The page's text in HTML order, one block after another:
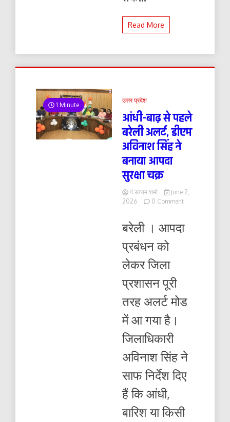
Read More
1 Minute
उत्तर प्रदेश
आंधी-बाढ़ से पहले
बरेली अलर्ट, डीएम
अविनाश सिंह ने
बनाया आपदा
सुरक्षा चक्र
पं.सत्यम शर्मा
June 2,
2026
0 Commenton
बनाया
बरेली । आपदा
प्रबंधन को
लेकर जिला
प्रशासन पूरी
तरह अलर्ट मोड
में आ गया है।
जिलाधिकारी
अविनाश सिंह ने
साफ निर्देश दिए
हैं कि आंधी,
बारिश या किसी